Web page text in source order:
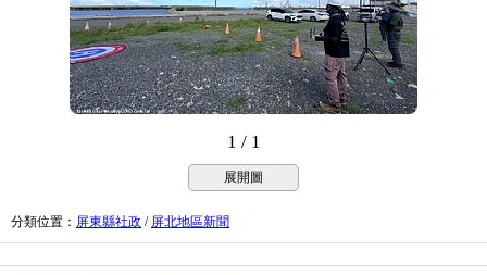
1 / 1
展開圖
分類位置 ： 屏東縣社政 / 屏北地區新聞